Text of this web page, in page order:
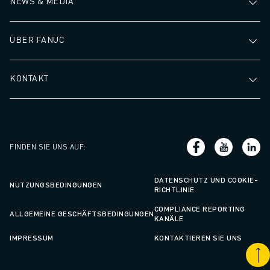
ÜBER FANUC
KONTAKT
FINDEN SIE UNS AUF:
NUTZUNGSBEDINGUNGEN
DATENSCHUTZ UND COOKIE-
RICHTLINIE
ALLGEMEINE GESCHÄFTSBEDINGUNGEN
COMPLIANCE REPORTING
KANÄLE
IMPRESSUM KONTAKTIEREN SIE UNS